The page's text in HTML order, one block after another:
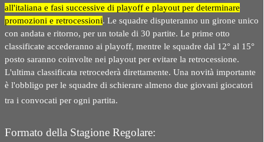
all'italiana e fasi successive di playoff e playout per determinare
promozioni e retrocessioni. Le squadre disputeranno un girone unico
con andata e ritorno, per un totale di 30 partite. Le prime otto
classificate accederanno ai playoff, mentre le squadre dal 12° al 15°
posto saranno coinvolte nei playout per evitare la retrocessione.
L'ultima classificata retrocederà direttamente. Una novità importante
è l'obbligo per le squadre di schierare almeno due giovani giocatori
tra i convocati per ogni partita.
Formato della Stagione Regolare: